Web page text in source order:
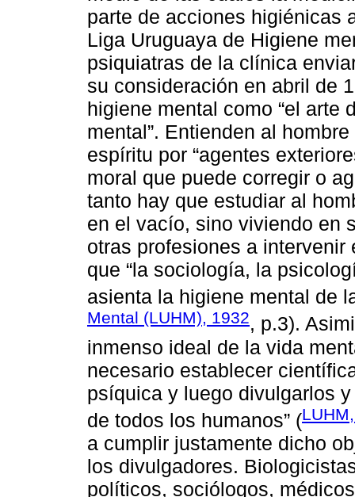
parte de acciones higiénicas
Liga Uruguaya de Higiene
psiquiatras de la clínica
su consideración en abril de
higiene mental como “el arte
mental”. Entienden al
espíritu por “agentes
moral que puede corregir o
tanto hay que estudiar al
en el vacío, sino viviendo en
otras profesiones a
que “la sociología, la
asienta la higiene mental de
Mental (LUHM), 1932, p.3).
inmenso ideal de la vida
necesario establecer
psíquica y luego divulgarlos
de todos los humanos” (
a cumplir justamente dicho
los divulgadores.
políticos, sociólogos,